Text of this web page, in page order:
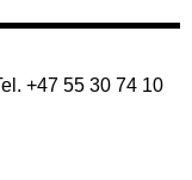
+47 55 30 74 10